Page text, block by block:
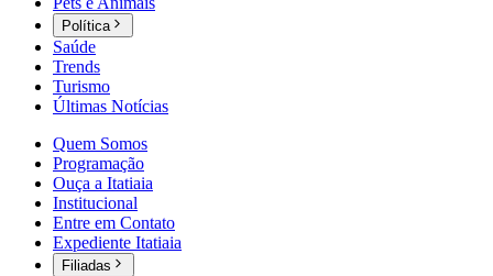
Política
Saúde
Trends
Turismo
Últimas Notícias
Quem Somos
Programação
Ouça a Itatiaia
Institucional
Entre em Contato
Expediente Itatiaia
Filiadas